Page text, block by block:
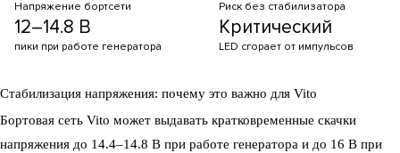
Напряжение бортсети
12–14.8 В
пики при работе генератора
Риск без стабилизатора
Критический
LED сгорает от импульсов
Стабилизация напряжения: почему это важно для Vito
Бортовая сеть Vito может выдавать кратковременные скачки
напряжения до 14.4–14.8 В при работе генератора и до 16 В при